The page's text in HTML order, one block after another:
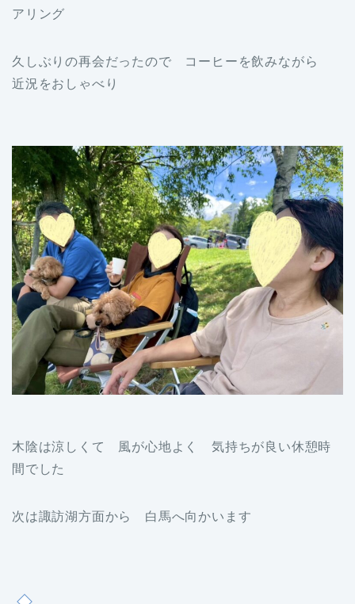
アリング
久しぶりの再会だったので コーヒーを飲みながら
近況をおしゃべり
木陰は涼しくて 風が心地よく 気持ちが良い休憩時
間でした
次は諏訪湖方面から 白馬へ向かいます